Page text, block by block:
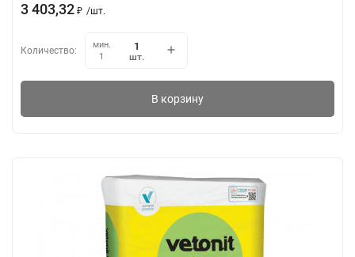
3 403,32 ₽ /шт.
Количество:
мин.
1
шт.
В корзину